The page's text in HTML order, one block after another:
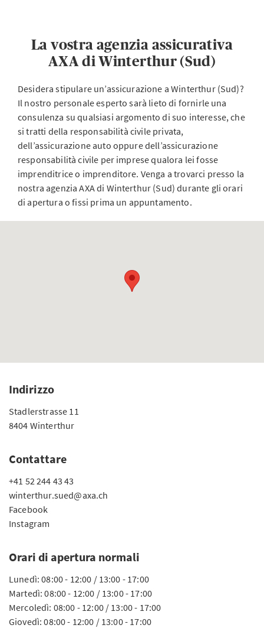
La vostra agenzia assicurativa
AXA di Winterthur (Sud)
Desidera stipulare un’assicurazione a Winterthur (Sud)?
Il nostro personale esperto sarà lieto di fornirle una
consulenza su qualsiasi argomento di suo interesse, che
si tratti della responsabilità civile privata,
dell’assicurazione auto oppure dell’assicurazione
responsabilità civile per imprese qualora lei fosse
imprenditrice o imprenditore. Venga a trovarci presso la
nostra agenzia AXA di Winterthur (Sud) durante gli orari
di apertura o fissi prima un appuntamento.
Indirizzo
Stadlerstrasse 11
8404 Winterthur
Contattare
+41 52 244 43 43
winterthur.sued@axa.ch
Facebook
Instagram
Orari di apertura normali
Lunedì: 08:00 - 12:00 / 13:00 - 17:00
Martedì: 08:00 - 12:00 / 13:00 - 17:00
Mercoledì: 08:00 - 12:00 / 13:00 - 17:00
Giovedì: 08:00 - 12:00 / 13:00 - 17:00